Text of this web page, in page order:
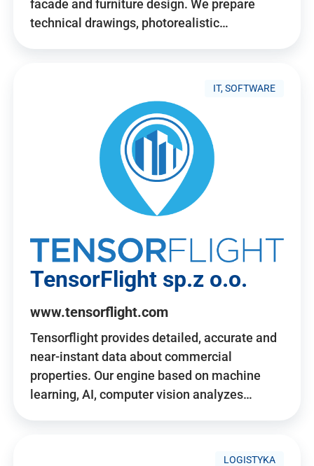
facade and furniture design. We prepare
technical drawings, photorealistic…
IT, SOFTWARE
TensorFlight sp.z o.o.
www.tensorflight.com
Tensorflight provides detailed, accurate and
near-instant data about commercial
properties. Our engine based on machine
learning, AI, computer vision analyzes…
LOGISTYKA